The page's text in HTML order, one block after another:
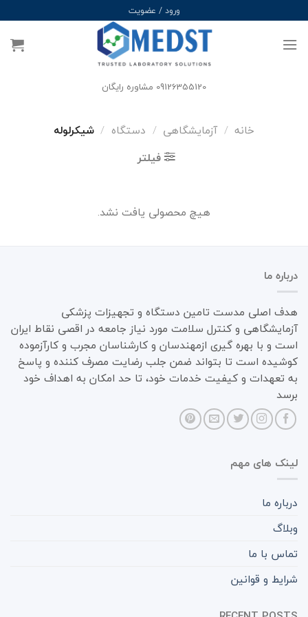
to
content
ورود / عضویت
09126355120 مشاوره رایگان
خانه / آزمایشگاهی / دستگاه / شیکرلوله
فیلتر
هیچ محصولی یافت نشد.
درباره ما
هدف اصلی مدست تامین دستگاه و تجهیزات پزشکی
آزمایشگاهی و کنترل سلامت مورد نیاز جامعه در اقصی نقاط ایران
است و با بهره گیری ازمهندسان و کارشناسان مجرب و کارآزموده
کوشیده است تا بتواند ضمن جلب رضایت مصرف کننده و پاسخ
به تعهدات و کیفیت خدمات خود، تا حد امکان به اهداف خود
برسد
لینک های مهم
درباره ما
وبلاگ
تماس با ما
شرایط و قوانین